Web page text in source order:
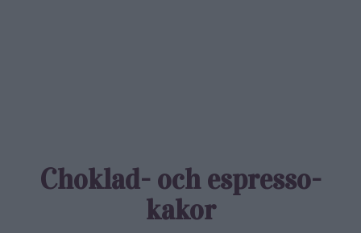
Choklad- och espresso­
kakor